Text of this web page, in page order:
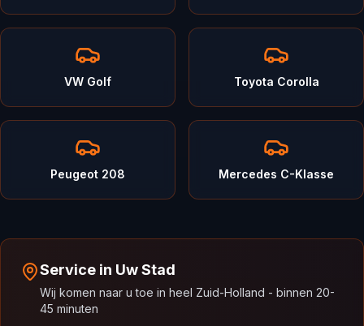
VW Golf Toyota Corolla
Peugeot 208 Mercedes C-Klasse
Service in Uw Stad
Wij komen naar u toe in heel Zuid-Holland - binnen 20-
45 minuten